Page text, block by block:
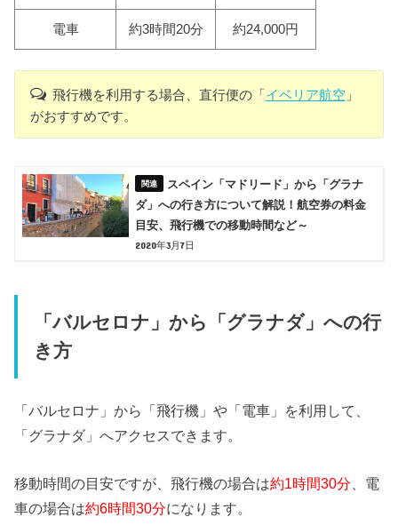
電車 約3時間20分 約24,000円
飛行機を利用する場合、直行便の「イベリア航空」
がおすすめです。
スペイン「マドリード」から「グラナ
ダ」への行き方について解説！航空券の料金
目安、飛行機での移動時間など～
2020年3月7日
「バルセロナ」から「グラナダ」への行
き方
「バルセロナ」から「飛行機」や「電車」を利用して、
「グラナダ」へアクセスできます。
移動時間の目安ですが、飛行機の場合は約1時間30分 、電
車の場合は約6時間30分になります。